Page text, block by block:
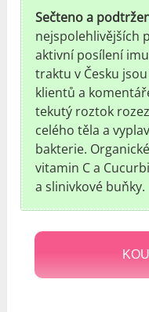
Sečteno a
nejspolehlivějších
aktivní posílení
traktu v Česku
klientů a
tekutý roztok
celého těla a
bakterie.
vitamin C a
a slinivkové buňky.